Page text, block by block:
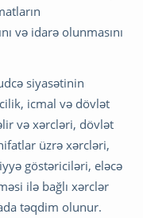
və idarə olunmasını
siyasətinin
icmal və dövlət
və xərcləri, dövlət
üzrə xərcləri,
göstəriciləri, eləcə
ilə bağlı xərclər
təqdim olunur.